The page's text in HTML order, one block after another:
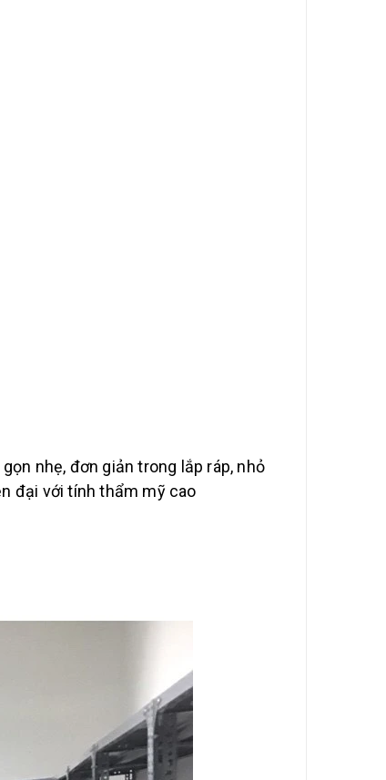
nhẹ, đơn giản trong lắp ráp, nhỏ
đại với tính thẩm mỹ cao